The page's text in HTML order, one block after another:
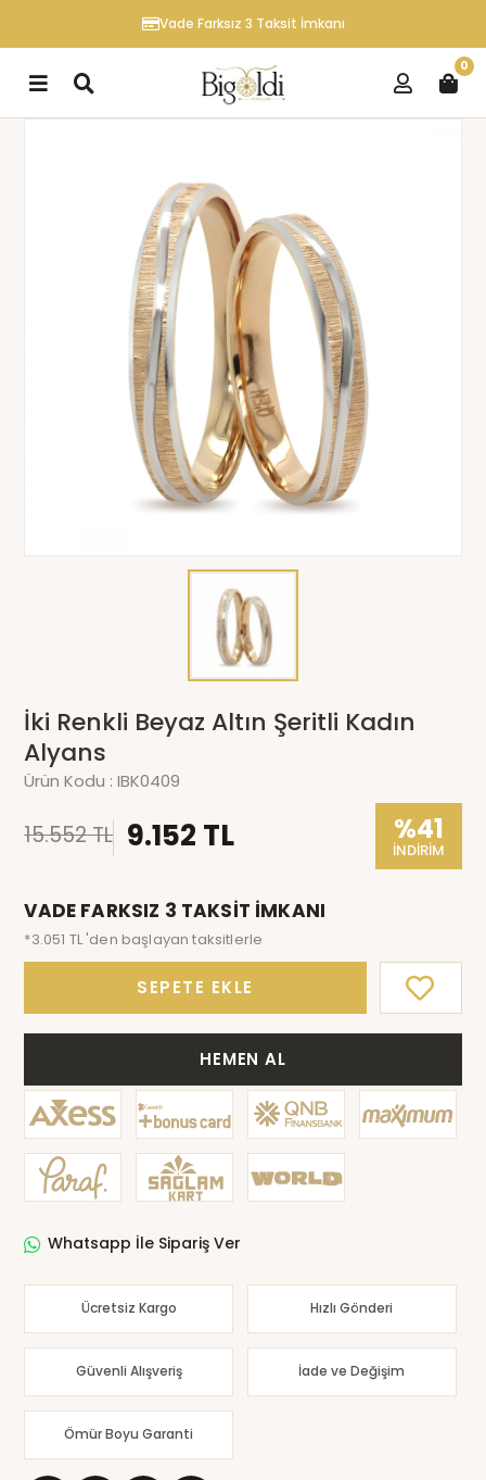
Vade Farksız 3 Taksit İmkanı
0
İki Renkli Beyaz Altın Şeritli Kadın
Alyans
Ürün Kodu :IBK0409
15.552 TL 9.152 TL %41
İNDİRİM
VADE FARKSIZ 3 TAKSİT İMKANI
*3.051 TL 'den başlayan taksitlerle
SEPETE EKLE
HEMEN AL
Whatsapp İle Sipariş Ver
Ücretsiz Kargo Hızlı Gönderi
Güvenli Alışveriş İade ve Değişim
Ömür Boyu Garanti